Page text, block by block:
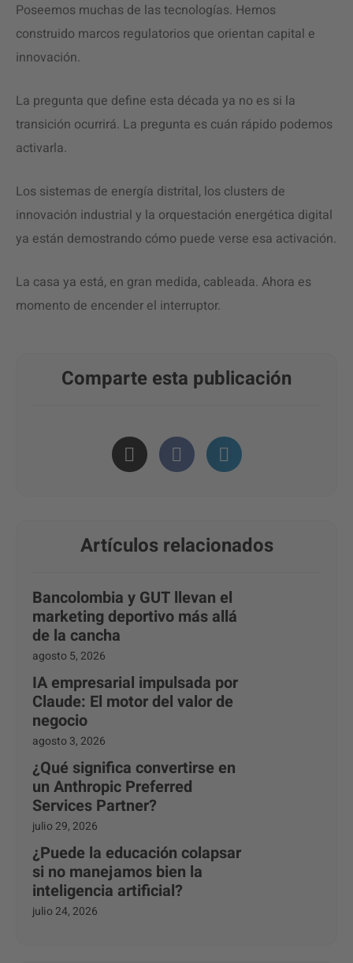
Poseemos muchas de las tecnologías. Hemos
construido marcos regulatorios que orientan capital e
innovación.
La pregunta que define esta década ya no es si la
transición ocurrirá. La pregunta es cuán rápido podemos
activarla.
Los sistemas de energía distrital, los clusters de
innovación industrial y la orquestación energética digital
ya están demostrando cómo puede verse esa activación.
La casa ya está, en gran medida, cableada. Ahora es
momento de encender el interruptor.
Comparte esta publicación
Artículos relacionados
Bancolombia y GUT llevan el
marketing deportivo más allá
de la cancha
agosto 5, 2026
IA empresarial impulsada por
Claude: El motor del valor de
negocio
agosto 3, 2026
¿Qué significa convertirse en
un Anthropic Preferred
Services Partner?
julio 29, 2026
¿Puede la educación colapsar
si no manejamos bien la
inteligencia artificial?
julio 24, 2026